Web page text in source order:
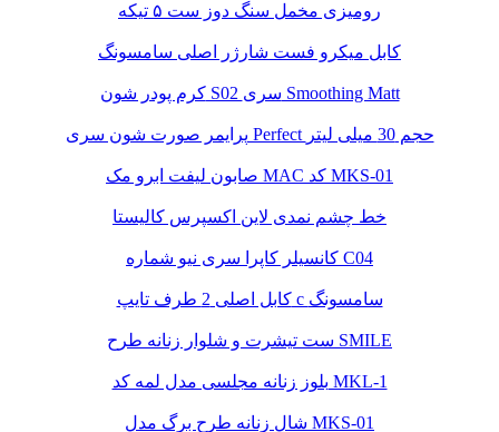
رومیزی مخمل سنگ دوز ست ۵ تیکه
کابل میکرو فست شارژر اصلی سامسونگ
کرم پودر شون S02 سری Smoothing Matt
پرایمر صورت شون سری Perfect حجم 30 میلی لیتر
صابون لیفت ابرو مک MAC کد MKS-01
خط چشم نمدی لاین اکسپرس کالیستا
کانسیلر کاپرا سری نیو شماره C04
کابل اصلی 2 طرف تایپ c سامسونگ
ست تیشرت و شلوار زنانه طرح SMILE
بلوز زنانه مجلسی مدل لمه کد MKL-1
شال زنانه طرح برگ مدل MKS-01